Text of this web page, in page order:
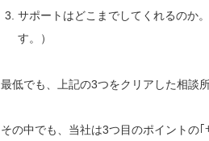
サポートはどこまでしてくれるのか
す。）
最低でも、上記の3つをクリアした相談
その中でも、当社は3つ目のポイントの｢